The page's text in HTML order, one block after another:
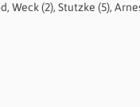
Weck (2), Stutzke (5),